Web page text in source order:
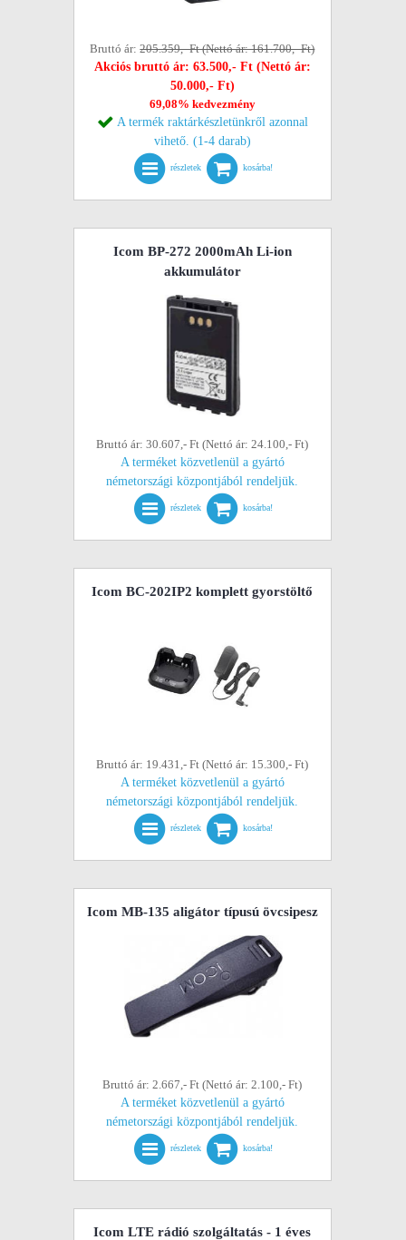
Bruttó ár:205.359,- Ft (Nettó ár: 161.700,- Ft)
Akciós bruttó ár: 63.500,- Ft (Nettó ár:
50.000,- Ft)
69,08% kedvezmény
A termék raktárkészletünkről azonnal
vihető. (1-4 darab)
részletek kosárba!
Icom BP-272 2000mAh Li-ion
akkumulátor
Bruttó ár: 30.607,- Ft (Nettó ár: 24.100,- Ft)
A terméket közvetlenül a gyártó
németországi központjából rendeljük.
részletek kosárba!
Icom BC-202IP2 komplett gyorstöltő
Bruttó ár: 19.431,- Ft (Nettó ár: 15.300,- Ft)
A terméket közvetlenül a gyártó
németországi központjából rendeljük.
részletek kosárba!
Icom MB-135 aligátor típusú övcsipesz
Bruttó ár: 2.667,- Ft (Nettó ár: 2.100,- Ft)
A terméket közvetlenül a gyártó
németországi központjából rendeljük.
részletek kosárba!
Icom LTE rádió szolgáltatás - 1 éves